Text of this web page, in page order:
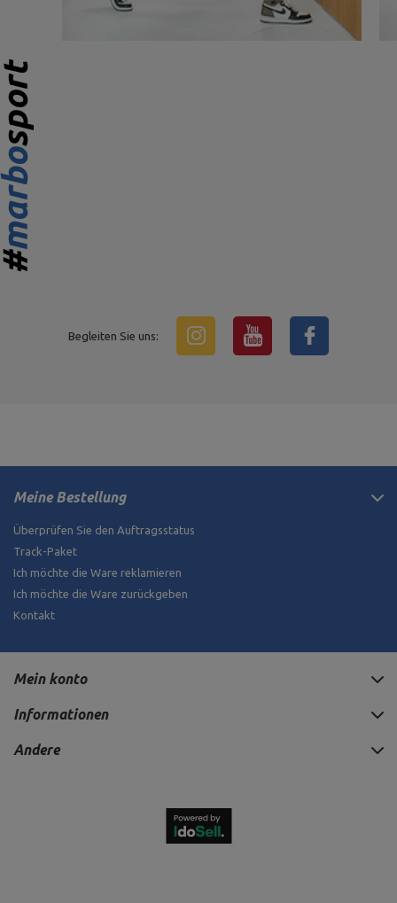
Begleiten Sie uns:
Meine Bestellung
Überprüfen Sie den Auftragsstatus
Track-Paket
Ich möchte die Ware reklamieren
Ich möchte die Ware zurückgeben
Kontakt
Mein konto
Informationen
Andere